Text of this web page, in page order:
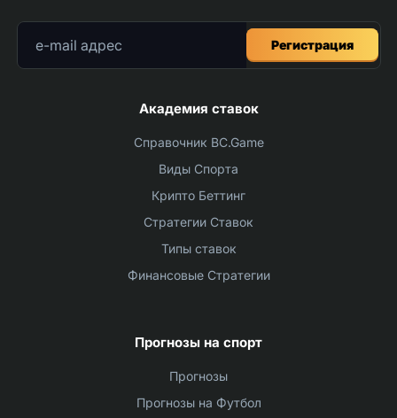
Регистрация
Академия ставок
Справочник BC.Game
Виды Спорта
Крипто Беттинг
Стратегии Ставок
Типы ставок
Финансовые Стратегии
Прогнозы на спорт
Прогнозы
Прогнозы на Футбол